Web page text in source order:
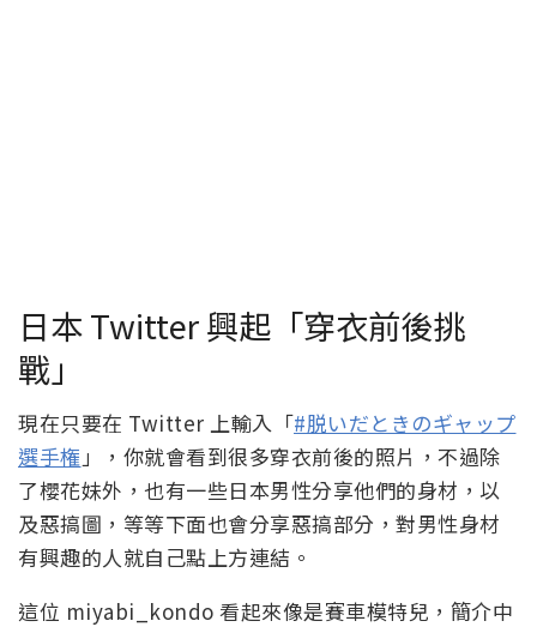
日本 Twitter 興起「穿衣前後挑
戰」
現在只要在 Twitter 上輸入「#脱いだときのギャップ
選手権 」，你就會看到很多穿衣前後的照片，不過除
了櫻花妹外，也有一些日本男性分享他們的身材，以
及惡搞圖，等等下面也會分享惡搞部分，對男性身材
有興趣的人就自己點上方連結。
這位 miyabi_kondo 看起來像是賽車模特兒，簡介中